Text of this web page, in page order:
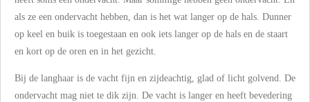
als ze een ondervacht hebben, dan is het wat langer op de hals. Dunner
op keel en buik is toegestaan en ook iets langer op de hals en de staart
en kort op de oren en in het gezicht.
Bij de langhaar is de vacht fijn en zijdeachtig, glad of licht golvend. De
ondervacht mag niet te dik zijn. De vacht is langer en heeft bevedering